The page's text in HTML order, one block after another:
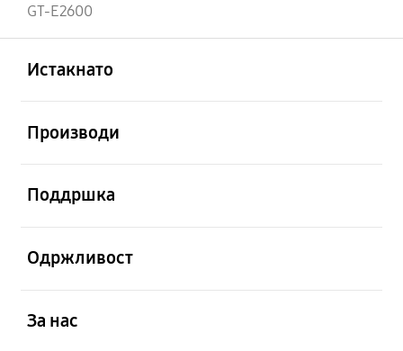
GT-E2600
Истакнато
Производи
Поддршка
Одржливост
За нас